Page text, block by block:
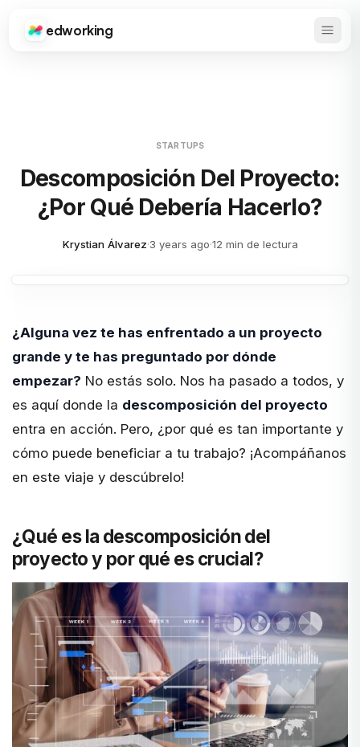
Edworking
edworking Abrir
STARTUPS
Descomposición Del Proyecto:
¿por Qué Debería Hacerlo?
Krystian Álvarez·3 years ago·12 min de lectura
¿Alguna vez te has enfrentado a un proyecto
grande y te has preguntado por dónde
empezar? No estás solo. Nos ha pasado a todos, y
es aquí donde la descomposición del proyecto
entra en acción. Pero, ¿por qué es tan importante y
cómo puede beneficiar a tu trabajo? ¡Acompáñanos
en este viaje y descúbrelo!
¿Qué es la descomposición del
proyecto y por qué es crucial?